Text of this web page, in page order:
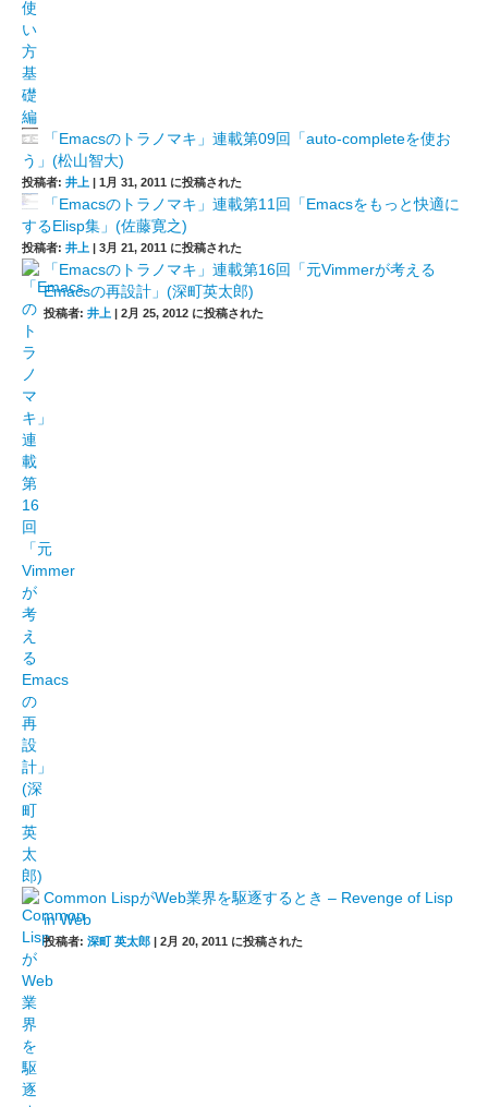
「Emacsのトラノマキ」連載第09回「auto-completeを使お
う」(松山智大)
投稿者: 井上 | 1月 31, 2011 に投稿された
「Emacsのトラノマキ」連載第11回「Emacsをもっと快適に
するElisp集」(佐藤寛之)
投稿者: 井上 | 3月 21, 2011 に投稿された
「Emacsのトラノマキ」連載第16回「元Vimmerが考える
Emacsの再設計」(深町英太郎)
投稿者: 井上 | 2月 25, 2012 に投稿された
Common LispがWeb業界を駆逐するとき – Revenge of Lisp
in Web
投稿者: 深町 英太郎 | 2月 20, 2011 に投稿された